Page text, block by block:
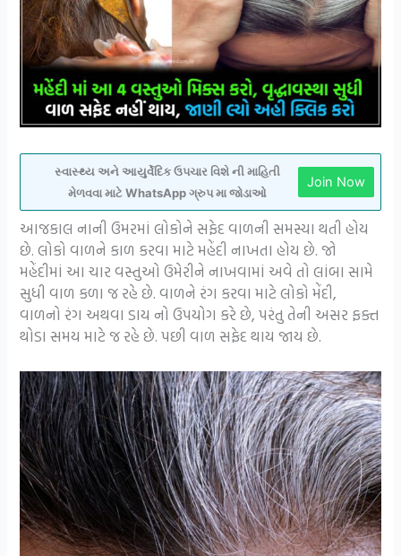
સ્વાસ્થ્ય અને આયુર્વેદિક ઉપચાર વિશે ની માહિતી
મેળવવા માટે WhatsApp ગ્રુપ મા જોડાઓ
Join Now
આજકાલ નાની ઉમરમાં લોકોને સફેદ વાળની સમસ્યા થતી હોય
છે. લોકો વાળને કાળ કરવા માટે મહેંદી નાખતા હોય છે. જો
મહેંદીમાં આ ચાર વસ્તુઓ ઉમેરીને નાખવામાં અવે તો લાંબા સામે
સુધી વાળ કળા જ રહે છે. વાળને રંગ કરવા માટે લોકો મેંદી,
વાળનો રંગ અથવા ડાય નો ઉપયોગ કરે છે, પરંતુ તેની અસર ફક્ત
થોડા સમય માટે જ રહે છે. પછી વાળ સફેદ થાય જાય છે.